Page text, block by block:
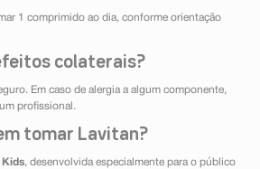
1 comprimido ao dia, conforme orientação
colaterais?
Em caso de alergia a algum componente,
profissional.
tomar Lavitan?
Kids, desenvolvida especialmente para o público